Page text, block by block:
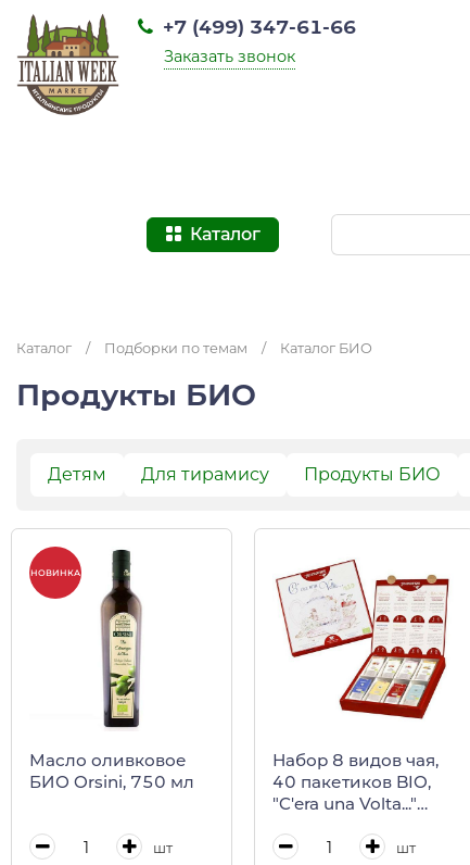
+7 (499) 347-61-66
Заказать звонок
Каталог
Каталог / Подборки по темам / Каталог БИО
Продукты БИО
Детям Для тирамису Продукты БИО
НОВИНКА
Масло оливковое
БИО Orsini, 750 мл
шт
Набор 8 видов чая,
40 пакетиков BIO,
"C'era una Volta..."
картонной коробке
шт